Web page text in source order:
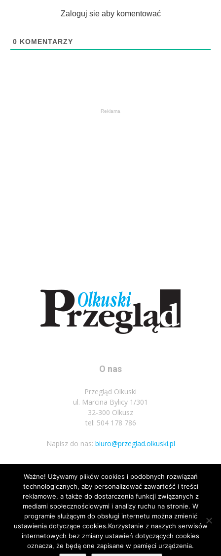
Zaloguj sie aby komentować
0 KOMENTARZY
Reklama
O nas
Przegląd Olkuski
ul. Marcina Bylicy 1/301
32-300 Olkusz
tel: 504 178 786
Napisz do nas: biuro@przeglad.olkuski.pl
Podążaj za nami
Nota prawna Polityka prywatnosci Kariera Regulamin
Ważne! Używamy plików cookies i podobnych rozwiązań
technologicznych, aby personalizować zawartość i treści
reklamowe, a także do dostarczenia funkcji związanych z
mediami społecznościowymi i analizy ruchu na stronie. W
programie służącym do obsługi internetu można zmienić
ustawienia dotyczące cookies.Korzystanie z naszych serwisów
internetowych bez zmiany ustawień dotyczących cookies
oznacza, że będą one zapisane w pamięci urządzenia.